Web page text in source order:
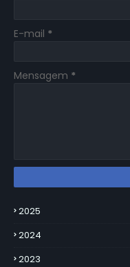
E-mail *
Mensagem *
2025
2024
2023